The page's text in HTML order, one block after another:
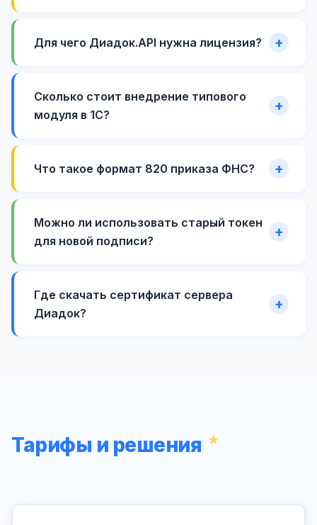
Для чего Диадок.API нужна лицензия?
Сколько стоит внедрение типового
модуля в 1С?
Что такое формат 820 приказа ФНС?
Можно ли использовать старый токен
для новой подписи?
Где скачать сертификат сервера
Диадок?
Тарифы и решения